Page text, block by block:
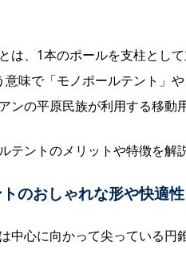
は、1本のポールを支柱とし
味で「モノポールテント」や
ンの平原民族が利用する移動
テントのメリットや特徴を解
のおしゃれな形や快適性
中心に向かって尖っている円